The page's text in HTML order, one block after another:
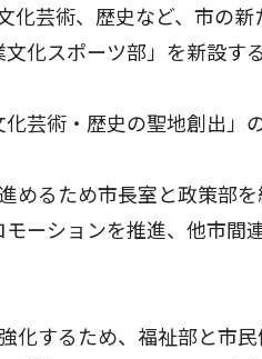
芸術、歴史など、市の新
化スポーツ部」を新設する
芸術・歴史の聖地創出」
るため市長室と政策部
ーションを推進、他市間
するため、福祉部と市